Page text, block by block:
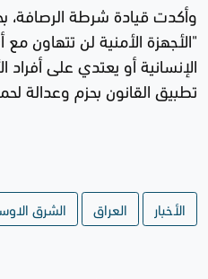
وأكدت قيادة شرطة الرصافة،
"الأجهزة الأمنية لن تتهاون
الإنسانية أو يعتدي على أفراد
تطبيق القانون بحزم وعدالة
الأخبار العراق الشرق